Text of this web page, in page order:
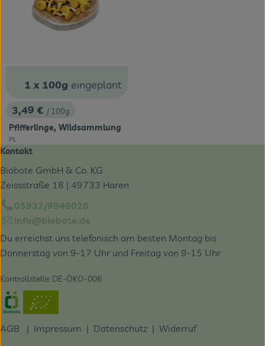
, Preis:
3,49 € / 100g
Pfifferlinge, Wildsammlung
, Herkunft:
PL
1 x 100g eingeplant
Kontakt
Biobote GmbH & Co. KG
Zeissstraße 18 | 49733 Haren
05932/9949020
info@biobote.de
Du erreichst uns telefonisch am besten Montag bis
Donnerstag von 9-17 Uhr und Freitag von 9-15 Uhr
Kontrollstelle: DE-ÖKO-006
Externer Link zu https://www.oekokiste.de/
AGB | Impressum | Datenschutz | Widerruf